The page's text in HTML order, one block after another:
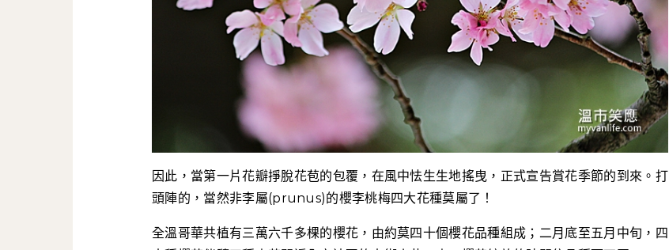
因此，當第一片花瓣掙脫花苞的包覆，在風中怯生生地搖曳，正式宣告賞花季節的到來。打
頭陣的，當然非李屬(prunus)的櫻李桃梅四大花種莫屬了！
全溫哥華共植有三萬六千多棵的櫻花，由約莫四十個櫻花品種組成；二月底至五月中旬，四